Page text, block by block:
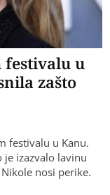
festivalu u
zašto
festivalu u Kanu.
izazvalo lavinu
nosi perike.